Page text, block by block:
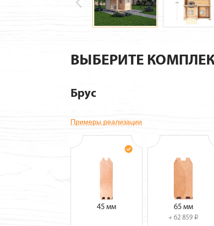
ВЫБЕРИТЕ
Брус
Примеры реализации
45 мм 65 мм
+ 62 859 i